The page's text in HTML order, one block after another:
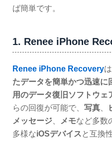
ば簡単です。
1. Renee iPhone
Renee iPhone Recoveryは
たデータを簡単かつ迅速
用のデータ復旧ソフトウェ
らの回復が可能で、 写真
メッセージ
メモなど多数
多様なiOSデバイス と互換